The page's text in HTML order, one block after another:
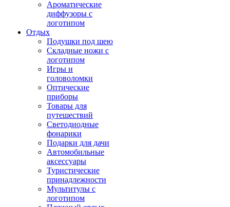
Ароматические
диффузоры с
логотипом
Отдых
Подушки под шею
Складные ножи с
логотипом
Игры и
головоломки
Оптические
приборы
Товары для
путешествий
Светодиодные
фонарики
Подарки для дачи
Автомобильные
аксессуары
Туристические
принадлежности
Мультитулы с
логотипом